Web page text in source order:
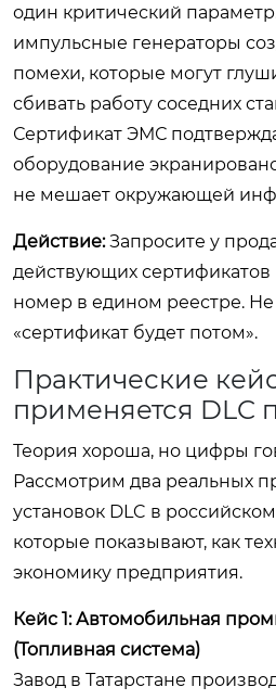
один критический
импульсные генераторы
помехи, которые могут
сбивать работу соседних
Сертификат ЭМС
оборудование
не мешает окружающей
Действие:Запросите у
действующих
номер в едином реестре. Не
«сертификат будет потом».
Практические
применяется DLC
Теория хороша, но цифры
Рассмотрим два реальных
установок DLC в
которые показывают, как
экономику предприятия.
Кейс 1: Автомобильная
(Топливная система)
Завод в Татарстане